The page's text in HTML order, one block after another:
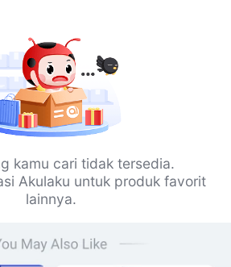
kamu cari tidak tersedia.
Akulaku untuk produk favorit
lainnya.